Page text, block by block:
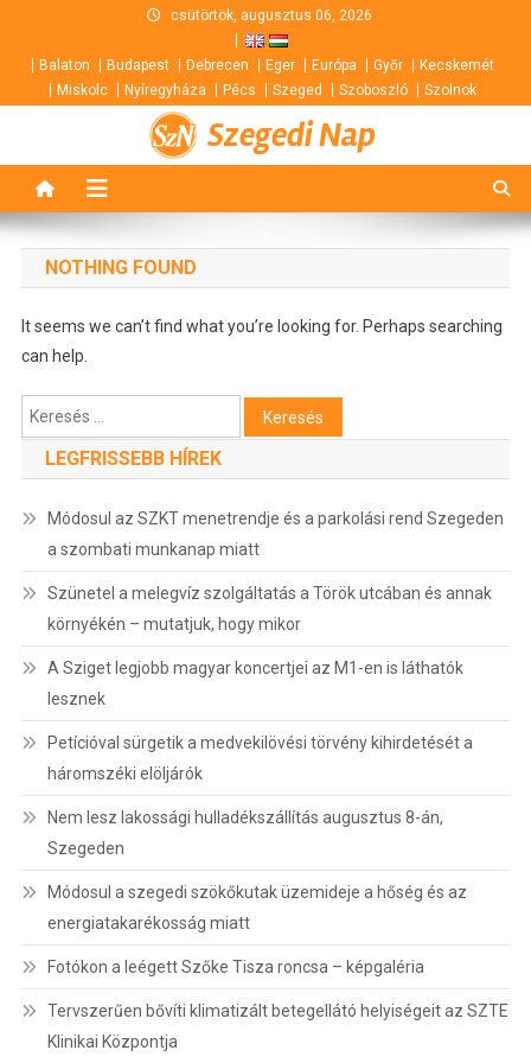
content
csütörtök, augusztus 06, 2026
Balaton Budapest Debrecen Eger Európa Győr
Kecskemét
Miskolc
Nyíregyháza Pécs Szeged Szoboszló Szolnok
Szegedi Nap
NOTHING FOUND
It seems we can’t find what you’re looking for. Perhaps searching
can help.
Keresés:
LEGFRISSEBB HÍREK
Módosul az SZKT menetrendje és a parkolási rend Szegeden
a szombati munkanap miatt
Szünetel a melegvíz szolgáltatás a Török utcában és annak
környékén – mutatjuk, hogy mikor
A Sziget legjobb magyar koncertjei az M1-en is láthatók
lesznek
Petícióval sürgetik a medvekilövési törvény kihirdetését a
háromszéki elöljárók
Nem lesz lakossági hulladékszállítás augusztus 8-án,
Szegeden
Módosul a szegedi szökőkutak üzemideje a hőség és az
energiatakarékosság miatt
Fotókon a leégett Szőke Tisza roncsa – képgaléria
Tervszerűen bővíti klimatizált betegellátó helyiségeit az SZTE
Klinikai Központja